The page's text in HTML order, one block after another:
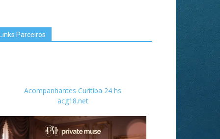
Links Parceiros
Acompanhantes Curitiba 24 hs
acg18.net